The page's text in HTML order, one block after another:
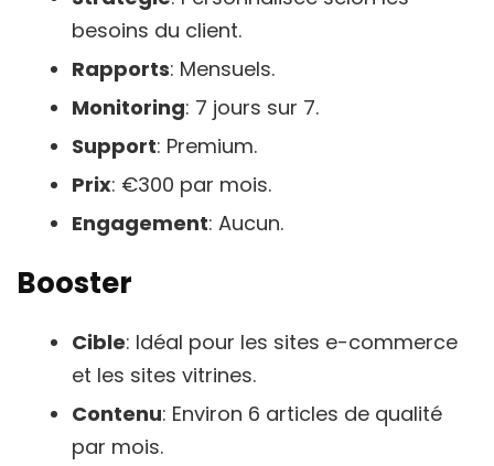
besoins du client.
Rapports: Mensuels.
Monitoring: 7 jours sur 7.
Support: Premium.
Prix: €300 par mois.
Engagement: Aucun.
Booster
Cible: Idéal pour les sites e-commerce
et les sites vitrines.
Contenu: Environ 6 articles de qualité
par mois.